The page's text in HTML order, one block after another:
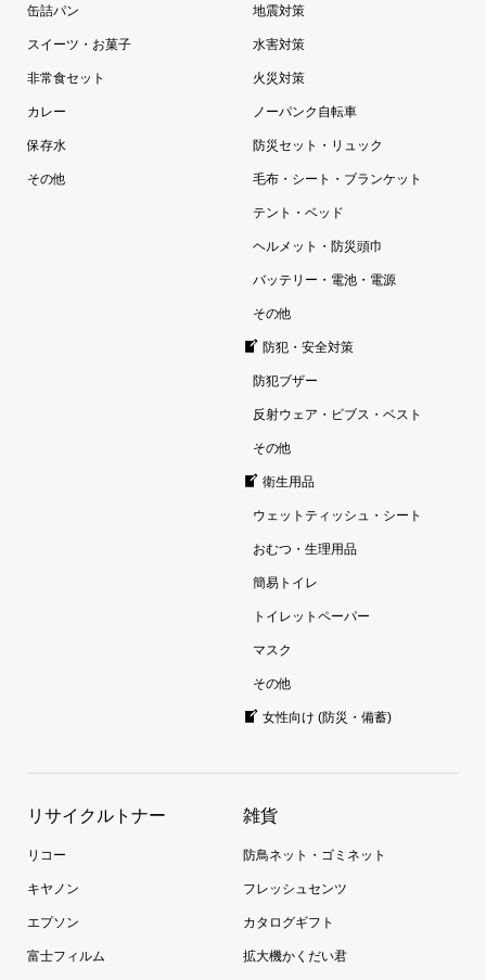
缶詰パン
スイーツ・お菓子
非常食セット
カレー
保存水
その他
地震対策
水害対策
火災対策
ノーパンク自転車
防災セット・リュック
毛布・シート・ブランケット
テント・ベッド
ヘルメット・防災頭巾
バッテリー・電池・電源
その他
防犯・安全対策
防犯ブザー
反射ウェア・ビブス・ベスト
その他
衛生用品
ウェットティッシュ・シート
おむつ・生理用品
簡易トイレ
トイレットペーパー
マスク
その他
女性向け (防災・備蓄)
リサイクルトナー
リコー
キヤノン
エプソン
富士フィルム
雑貨
防鳥ネット・ゴミネット
フレッシュセンツ
カタログギフト
拡大機かくだい君